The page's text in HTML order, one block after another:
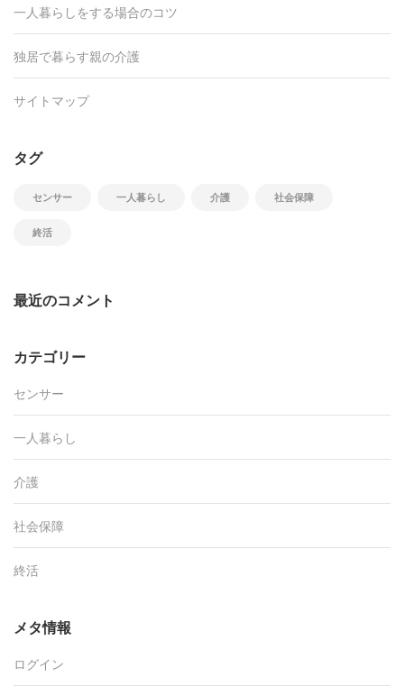
一人暮らしをする場合のコツ
独居で暮らす親の介護
サイトマップ
タグ
センサー 一人暮らし 介護 社会保障
終活
最近のコメント
カテゴリー
センサー
一人暮らし
介護
社会保障
終活
メタ情報
ログイン